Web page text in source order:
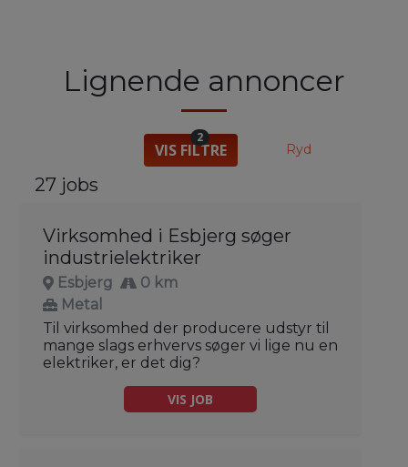
Lignende annoncer
VIS FILTRE
2
Ryd
27 jobs
Virksomhed i Esbjerg søger
industrielektriker
Esbjerg
0 km
Metal
Til virksomhed der producere udstyr til
mange slags erhvervs søger vi lige nu en
elektriker, er det dig?
VIS JOB